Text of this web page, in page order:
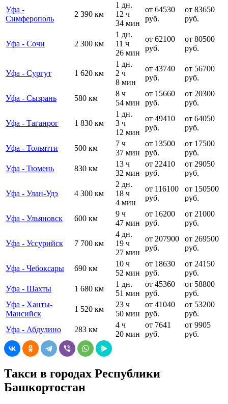
Уфа -
Симферополь
2 390 км
1 дн.
12 ч
34 мин
от 64530
руб.
от 83650
руб.
Уфа - Сочи 2 300 км
1 дн.
11 ч
26 мин
от 62100
руб.
от 80500
руб.
Уфа - Сургут 1 620 км
1 дн.
2 ч
8 мин
от 43740
руб.
от 56700
руб.
Уфа - Сызрань 580 км
8 ч
54 мин
от 15660
руб.
от 20300
руб.
Уфа - Таганрог 1 830 км
1 дн.
3 ч
12 мин
от 49410
руб.
от 64050
руб.
Уфа - Тольятти 500 км
7 ч
37 мин
от 13500
руб.
от 17500
руб.
Уфа - Тюмень
830 км
13 ч
32 мин
от 22410
руб.
от 29050
руб.
Уфа - Улан-Удэ 4 300 км
2 дн.
18 ч
4 мин
от 116100
руб.
от 150500
руб.
Уфа - Ульяновск 600 км
9 ч
47 мин
от 16200
руб.
от 21000
руб.
Уфа - Уссурийск 7 700 км
4 дн.
19 ч
27 мин
от 207900
руб.
от 269500
руб.
Уфа - Чебоксары 690 км
10 ч
52 мин
от 18630
руб.
от 24150
руб.
Уфа - Шахты
1 680 км
1 дн.
51 мин
от 45360
руб.
от 58800
руб.
Уфа - Ханты-
Мансийск
1 520 км
23 ч
50 мин
от 41040
руб.
от 53200
руб.
Уфа - Абдулино
283 км
4 ч
20 мин
от 7641
руб.
от 9905
руб.
Такси в городах Республики
Башкортостан